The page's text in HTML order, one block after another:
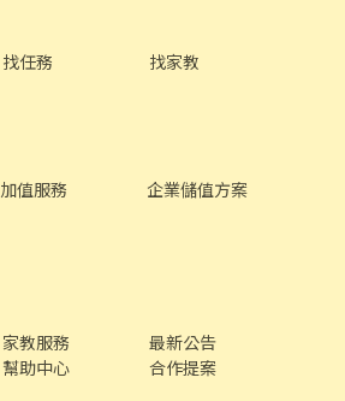
找任務 找家教
加值服務
企業儲值方案
家教服務
最新公告
幫助中心 合作提案